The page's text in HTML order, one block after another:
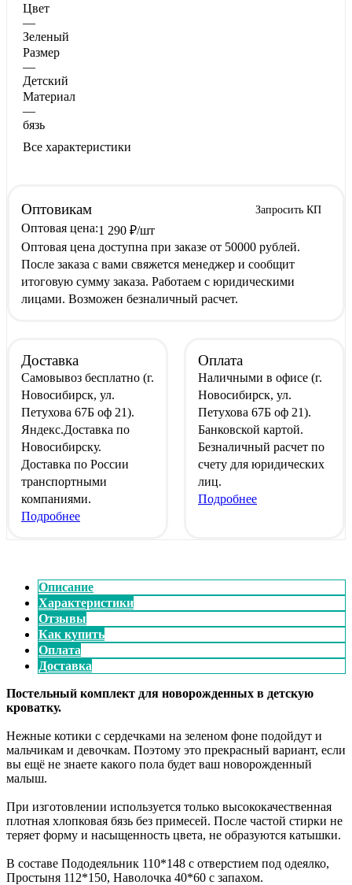
Цвет
—
Зеленый
Размер
—
Детский
Материал
—
бязь
Все характеристики
Оптовикам Запросить КП
Оптовая цена:1 290 ₽/шт
Оптовая цена доступна при заказе от 50000 рублей.
После заказа с вами свяжется менеджер и сообщит
итоговую сумму заказа. Работаем с юридическими
лицами. Возможен безналичный расчет.
Доставка
Самовывоз бесплатно (г.
Новосибирск, ул.
Петухова 67Б оф 21).
Яндекс.Доставка по
Новосибирску.
Доставка по России
транспортными
компаниями.
Подробнее
Оплата
Наличными в офисе (г.
Новосибирск, ул.
Петухова 67Б оф 21).
Банковской картой.
Безналичный расчет по
счету для юридических
лиц.
Подробнее
Описание
Характеристики
Отзывы
Как купить
Оплата
Доставка
Постельный комплект для новорожденных в детскую
кроватку.
Нежные котики с сердечками на зеленом фоне подойдут и
мальчикам и девочкам. Поэтому это прекрасный вариант, если
вы ещё не знаете какого пола будет ваш новорожденный
малыш.
При изготовлении используется только высококачественная
плотная хлопковая бязь без примесей. После частой стирки не
теряет форму и насыщенность цвета, не образуются катышки.
В составе Пододеяльник 110*148 с отверстием под одеялко,
Простыня 112*150, Наволочка 40*60 с запахом.